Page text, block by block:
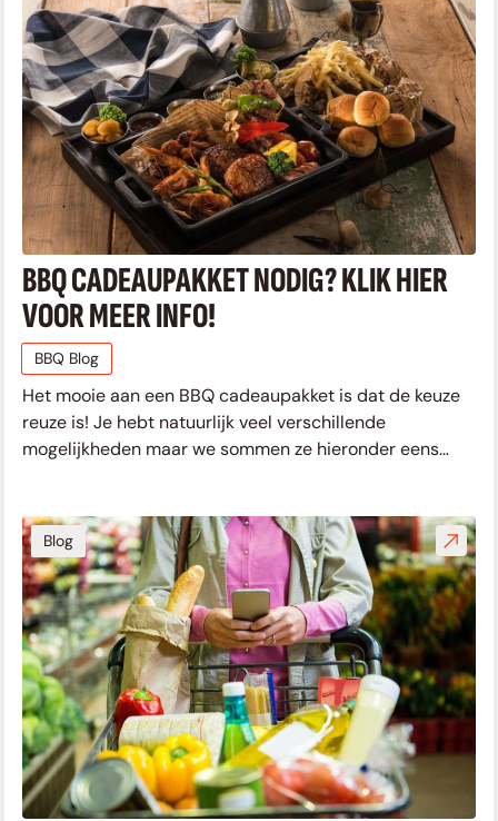
BBQ CADEAUPAKKET NODIG? KLIK HIER
VOOR MEER INFO!
BBQ Blog
Het mooie aan een BBQ cadeaupakket is dat de keuze
reuze is! Je hebt natuurlijk veel verschillende
mogelijkheden maar we sommen ze hieronder eens
Blog